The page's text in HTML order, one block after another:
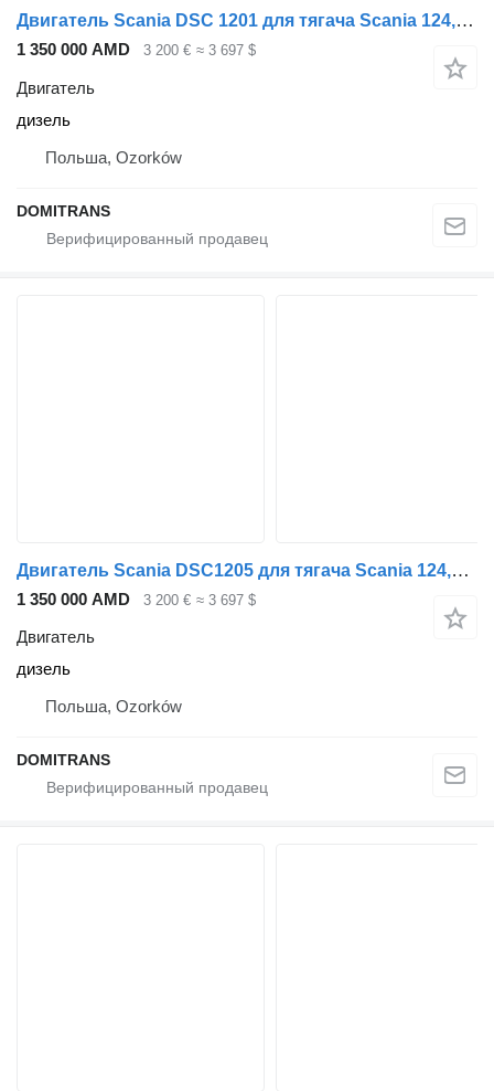
Двигатель Scania DSC 1201 для тягача Scania 124,400
1 350 000 AMD 3 200 € ≈ 3 697 $
Двигатель
дизель
Польша, Ozorków
DOMITRANS
Двигатель Scania DSC1205 для тягача Scania 124,420
1 350 000 AMD 3 200 € ≈ 3 697 $
Двигатель
дизель
Польша, Ozorków
DOMITRANS